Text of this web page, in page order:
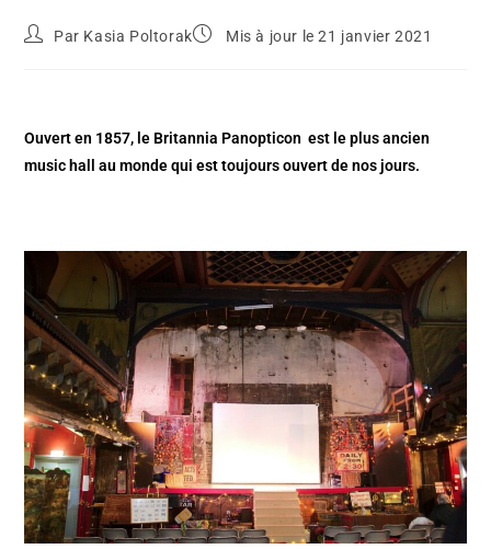
Par Kasia Poltorak Mis à jour le 21 janvier 2021
Ouvert en 1857, le Britannia Panopticon est le plus ancien
music hall au monde qui est toujours ouvert de nos jours.